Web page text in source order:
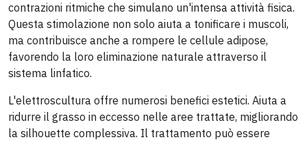
contrazioni ritmiche che simulano un'intensa attività fisica.
Questa stimolazione non solo aiuta a tonificare i muscoli,
ma contribuisce anche a rompere le cellule adipose,
favorendo la loro eliminazione naturale attraverso il
sistema linfatico.
L'elettroscultura offre numerosi benefici estetici. Aiuta a
ridurre il grasso in eccesso nelle aree trattate, migliorando
la silhouette complessiva. Il trattamento può essere